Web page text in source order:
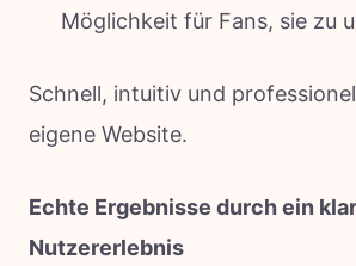
Möglichkeit für Fans, sie zu
Schnell, intuitiv und
eigene Website.
Echte Ergebnisse durch ein
Nutzererlebnis